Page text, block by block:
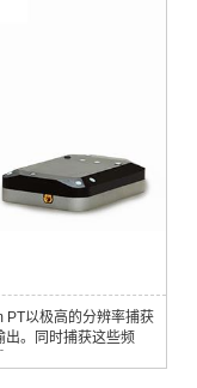
PT以极高的分辨率捕获
出。同时捕获这些频